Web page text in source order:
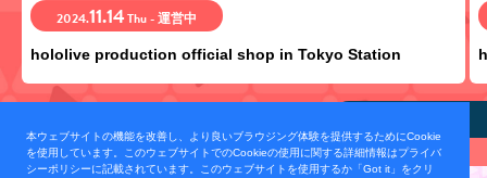
本ウェブサイトの機能を改善し、より良いブラウジング体験を提供するためにCookie
を使用しています。このウェブサイトでのCookieの使用に関する詳細情報はプライバ
シーポリシーに記載されています。このウェブサイトを使用するか「Got it」をクリ
2024.11.14Thu - 運営中
hololive production official shop in Tokyo Station